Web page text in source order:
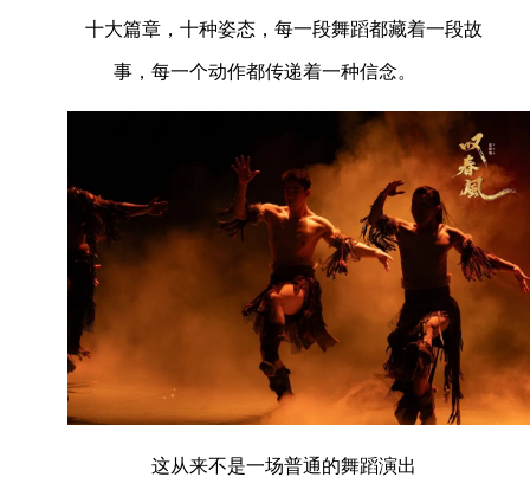
十大篇章，十种姿态，每一段舞蹈都藏着一段故
事，每一个动作都传递着一种信念。
这从来不是一场普通的舞蹈演出